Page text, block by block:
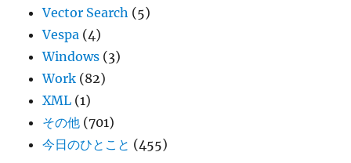
Vector Search (5)
Vespa (4)
Windows (3)
Work (82)
XML (1)
その他 (701)
今日のひとこと (455)